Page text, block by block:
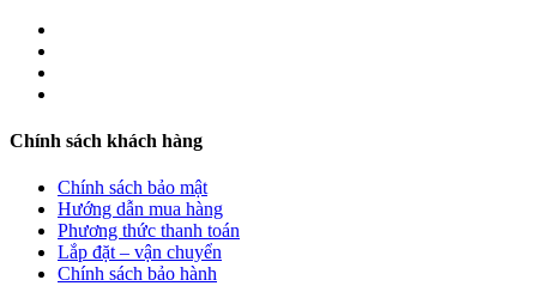
Chính sách khách hàng
Chính sách bảo mật
Hướng dẫn mua hàng
Phương thức thanh toán
Lắp đặt – vận chuyển
Chính sách bảo hành